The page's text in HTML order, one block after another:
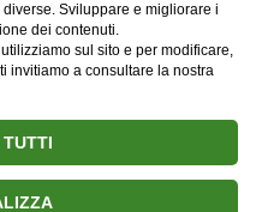
Sviluppare e migliorare i
dei contenuti.
sul sito e per modificare,
invitiamo a consultare la nostra
TUTTI